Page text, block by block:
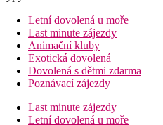
Letní dovolená u moře
Last minute zájezdy
Animační kluby
Exotická dovolená
Dovolená s dětmi zdarma
Poznávací zájezdy
Last minute zájezdy
Letní dovolená u moře